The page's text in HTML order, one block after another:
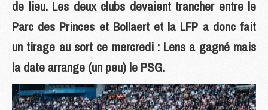
de lieu. Les deux clubs devaient trancher entre le
Parc des Princes et Bollaert et la LFP a donc fait
un tirage au sort ce mercredi : Lens a gagné mais
la date arrange (un peu) le PSG.